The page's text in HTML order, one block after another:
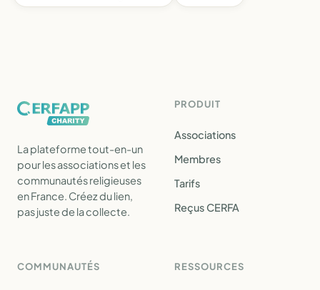
La plateforme tout-en-un
pour les associations et les
communautés religieuses
en France. Créez du lien,
pas juste de la collecte.
PRODUIT
Associations
Membres
Tarifs
Reçus CERFA
COMMUNAUTÉS RESSOURCES